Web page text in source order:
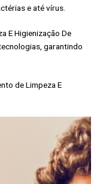
e até vírus.
E Higienização De
garantindo
de Limpeza E